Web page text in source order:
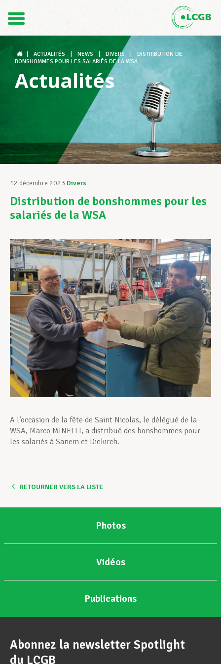
DE
Le LCGB
Structures syndicales
Assistance au Travail
Vos droits
Assistance en vie privée
Développement professionnel
Devenir Membre
Actualités
ACTUALITÉS NEWS DIVERS
DISTRIBUTION DE
BONSHOMMES POUR LES SALARIÉS DE LA WSA
Actualités
12 décembre 2023 Divers
Distribution de bonshommes pour les
salariés de la WSA
A l’occasion de la fête de Saint Nicolas, le délégué de la
WSA, Marco MINELLI, a distribué des bonshommes pour
les salariés à Sanem et Diekirch.
RETOURNER VERS LA LISTE
Photos
Vidéos
Publications
Abonnez la newsletter Spotlight
du LCGB